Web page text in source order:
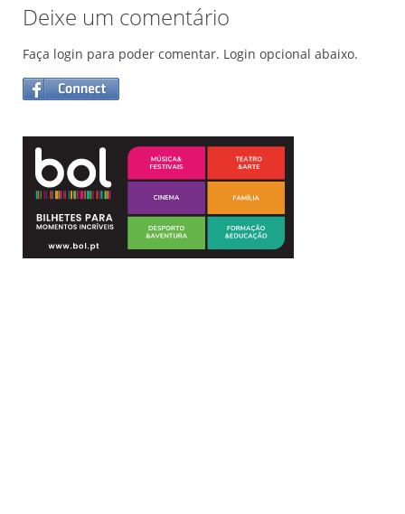
Deixe um comentário
Faça login para poder comentar. Login opcional abaixo.